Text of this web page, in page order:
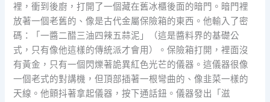
裡，衝到後廚，打開了一個藏在舊冰櫃後面的暗門。暗門裡
放著一個老舊的、像是古代金屬保險箱的東西。他輸入了密
碼：「一醬二醋三油四辣五蒜泥」（這是醬料界的基礎公
式，只有像他這樣的傳統派才會用）。保險箱打開，裡面沒
有黃金，只有一個閃爍著詭異紅色光芒的儀器。這儀器很像
一個老式的對講機，但頂部插著一根彎曲的、像韭菜一樣的
天線。他顫抖著拿起儀器，按下通話鈕。儀器發出「滋